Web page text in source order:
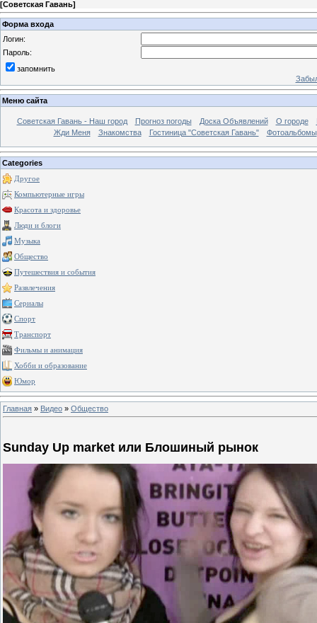
[Советская Гавань]
Форма входа
Логин:
Пароль:
запомнить
Меню сайта
Советская Гавань - Наш город Прогноз погоды Доска Объявлений О городе
Жди Меня
Знакомства Гостиница "Советская Гавань" Фотоальбомы
Categories
Другое
Компьютерные игры
Красота и здоровье
Люди и блоги
Музыка
Общество
Путешествия и события
Развлечения
Сериалы
Спорт
Транспорт
Фильмы и анимация
Хобби и образование
Юмор
Главная » Видео » Общество
Sunday Up market или Блошиный рынок